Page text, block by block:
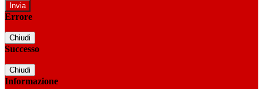
Errore
Chiudi
Successo
Chiudi
Informazione